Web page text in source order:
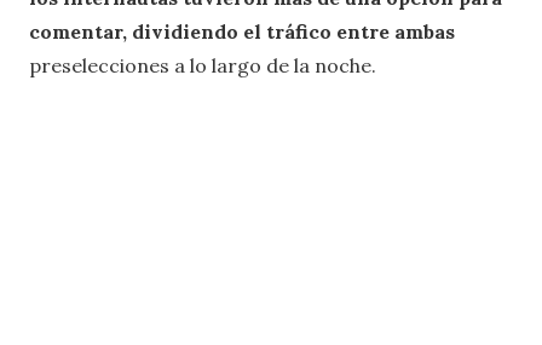
comentar, dividiendo el tráfico entre ambas
preselecciones a lo largo de la noche.